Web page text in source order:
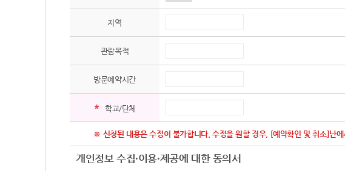
지역
관람목적
방문예약시간
* 학교/단체
※ 신청된 내용은 수정이 불가합니다. 수정을 원할 경우, [예약확인 및 취소]난
개인정보 수집·이용·제공에 대한 동의서